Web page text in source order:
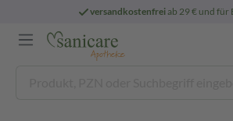
versandkostenfreiab 29 € und für E-